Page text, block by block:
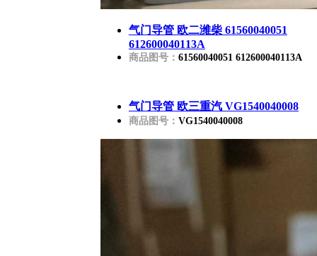
气门导管 欧二潍柴 61560040051
612600040113A
商品图号： 61560040051 612600040113A
气门导管 欧三重汽 VG1540040008
商品图号： VG1540040008